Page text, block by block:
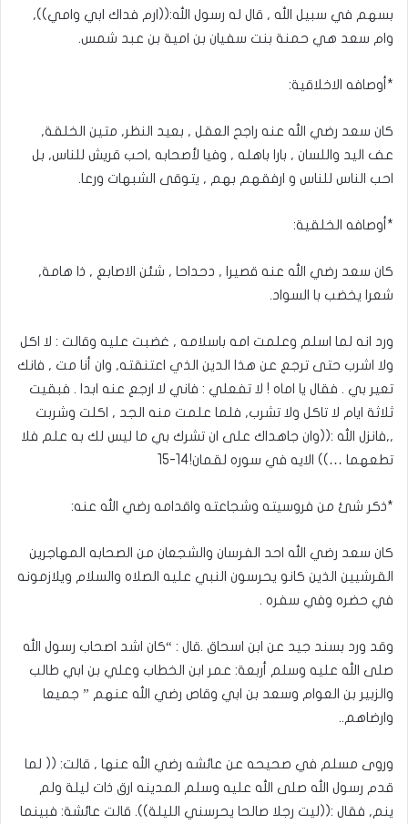
بسهم في سبيل الله , قال له رسول الله:((ارم فداك ابي وامي)),
وام سعد هي حمنة بنت سفيان بن امية بن عبد شمس.
*أوصافه الاخلاقية:
كان سعد رضي الله عنه راجح العقل , بعيد النظر, متين الخلقة,
عف اليد واللسان , بارا باهله , وفيا لأصحابه ,احب قريش للناس, بل
احب الناس للناس و ارفقهم بهم , يتوقى الشبهات ورعا.
*أوصافه الخلقية:
كان سعد رضي الله عنه قصيرا , دحداحا , شئن الاصابع , ذا هامة,
شعرا يخضب با السواد.
ورد انه لما اسلم وعلمت امه باسلامه , غضبت عليه وقالت : لا اكل
ولا اشرب حتى ترجع عن هذا الدين الذي اعتنقته, وان أنا مت , فانك
تعير بي . فقال يا اماه ! لا تفعلي : فاني لا ارجع عنه ابدا . فبقيت
ثلاثة ايام لا تاكل ولا تشرب, فلما علمت منه الجد , اكلت وشربت
,,فانزل الله :((وان جاهداك على ان تشرك بي ما ليس لك به علم فلا
تطعهما …)) الايه في سوره لقمان!14-15
*ذكر شئ من فروسيته وشجاعته واقدامه رضي الله عنه:
كان سعد رضي الله احد الفرسان والشجعان من الصحابه المهاجرين
القرشيين الذين كانو يحرسون النبي عليه الصلاه والسلام ويلازمونه
في حضره وفي سفره .
وقد ورد بسند جيد عن ابن اسحاق .قال : “كان اشد اصحاب رسول الله
صلى الله عليه وسلم أربعة: عمر ابن الخطاب وعلي بن ابي طالب
والزبير بن العوام وسعد بن ابي وقاص رضي الله عنهم ” جميعا
وارضاهم..
وروى مسلم في صحيحه عن عائشه رضي الله عنها , قالت: (( لما
قدم رسول الله صلى الله عليه وسلم المدينه ارق ذات ليلة ولم
ينم, فقال :((ليت رجلا صالحا يحرسني الليلة)). قالت عائشة: فبينما